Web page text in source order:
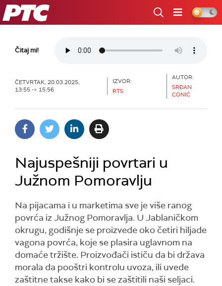
RTS
Čitaj mi!
ČETVRTAK, 20.03.2025,
13:55 -> 15:56
IZVOR:
RTS
AUTOR:
SRĐAN
CONIĆ
Najuspešniji povrtari u
Južnom Pomoravlju
Na pijacama i u marketima sve je više ranog
povrća iz Južnog Pomoravlja. U Jablaničkom
okrugu, godišnje se proizvede oko četiri hiljade
vagona povrća, koje se plasira uglavnom na
domaće tržište. Proizvođači ističu da bi država
morala da pooštri kontrolu uvoza, ili uvede
zaštitne takse kako bi se zaštitili naši seljaci.